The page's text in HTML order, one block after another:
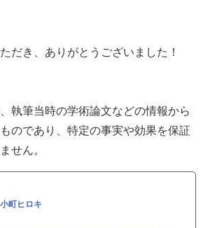
だき、ありがとうございました！
執筆当時の学術論文などの情報から
のであり、特定の事実や効果を保証
せん。
町ヒロキ